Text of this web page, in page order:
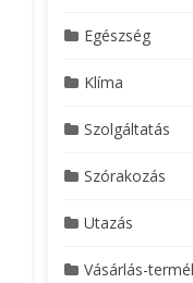
Egészség
Klíma
Szolgáltatás
Szórakozás
Utazás
Vásárlás-